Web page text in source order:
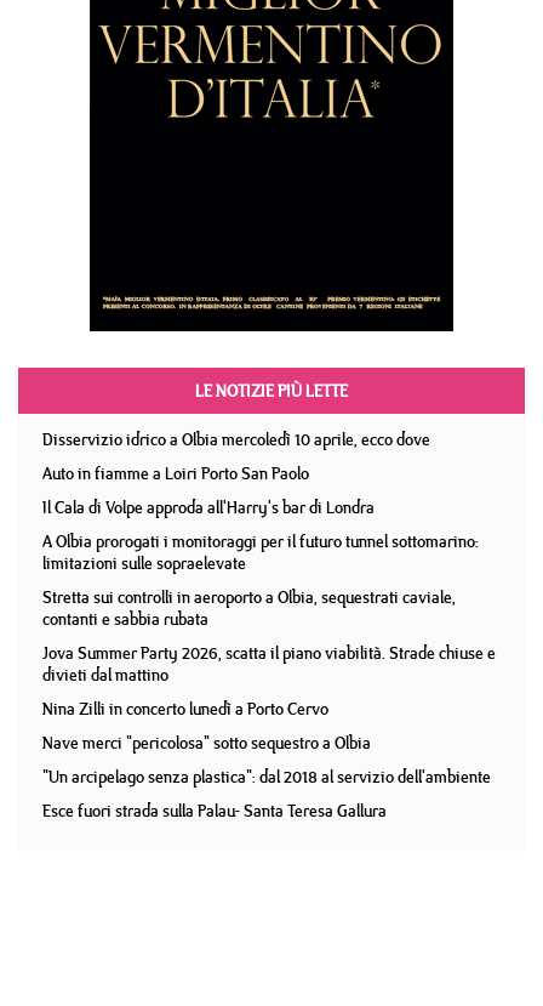
LE NOTIZIE PIÙ LETTE
Disservizio idrico a Olbia mercoledì 10 aprile, ecco dove
Auto in fiamme a Loiri Porto San Paolo
Il Cala di Volpe approda all'Harry's bar di Londra
A Olbia prorogati i monitoraggi per il futuro tunnel sottomarino:
limitazioni sulle sopraelevate
Stretta sui controlli in aeroporto a Olbia, sequestrati caviale,
contanti e sabbia rubata
Jova Summer Party 2026, scatta il piano viabilità. Strade chiuse e
divieti dal mattino
Nina Zilli in concerto lunedì a Porto Cervo
Nave merci "pericolosa" sotto sequestro a Olbia
"Un arcipelago senza plastica": dal 2018 al servizio dell'ambiente
Esce fuori strada sulla Palau- Santa Teresa Gallura